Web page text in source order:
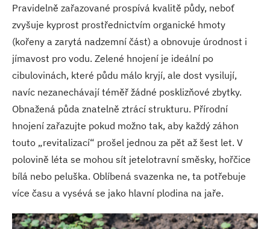
Pravidelně zařazované prospívá kvalitě půdy, neboť
zvyšuje kyprost prostřednictvím organické hmoty
(kořeny a zarytá nadzemní část) a obnovuje úrodnost i
jímavost pro vodu. Zelené hnojení je ideální po
cibulovinách, které půdu málo kryjí, ale dost vysilují,
navíc nezanechávají téměř žádné posklizňové zbytky.
Obnažená půda znatelně ztrácí strukturu. Přírodní
hnojení zařazujte pokud možno tak, aby každý záhon
touto „revitalizací“ prošel jednou za pět až šest let. V
polovině léta se mohou sít jetelotravní směsky, hořčice
bílá nebo peluška. Oblíbená svazenka ne, ta potřebuje
více času a vysévá se jako hlavní plodina na jaře.